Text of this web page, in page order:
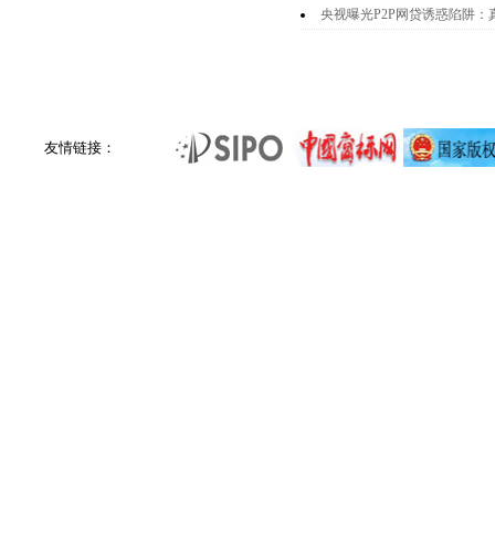
央视曝光P2P网贷诱惑陷阱：
友情链接：